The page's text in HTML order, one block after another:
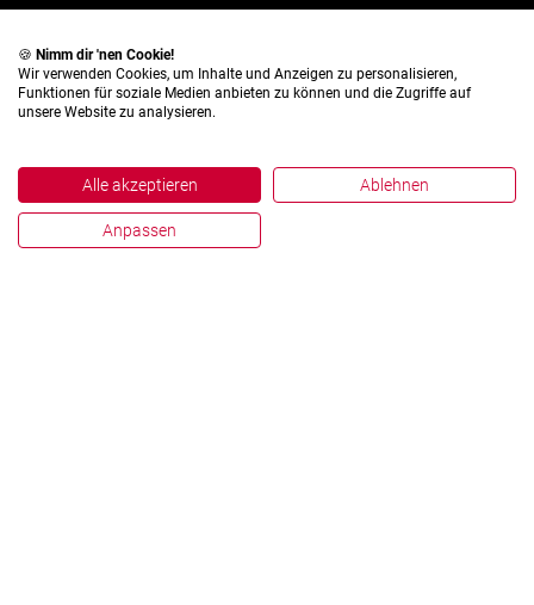
🍪 Nimm dir 'nen Cookie!
Wir verwenden Cookies, um Inhalte und Anzeigen zu personalisieren,
Funktionen für soziale Medien anbieten zu können und die Zugriffe auf
unsere Website zu analysieren.
Alle akzeptieren Ablehnen
Anpassen